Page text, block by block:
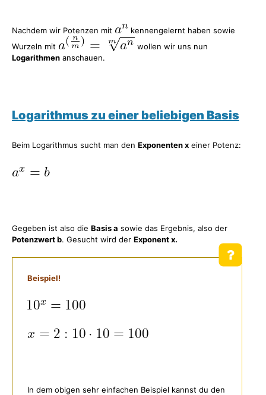
Nachdem wir Potenzen mit
kennengelernt haben sowie
Wurzeln mit
wollen wir uns nun
Logarithmen anschauen.
Logarithmus zu einer beliebigen Basis
Beim Logarithmus sucht man den Exponenten x einer Potenz:
Gegeben ist also die Basis a sowie das Ergebnis, also der
Potenzwert b. Gesucht wird der Exponent x.
Beispiel!
In dem obigen sehr einfachen Beispiel kannst du den